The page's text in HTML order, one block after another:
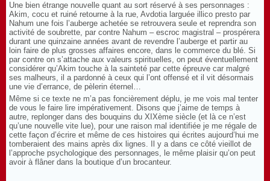
Une bien étrange nouvelle quant au sort réservé à ses personnages :
Akim, cocu et ruiné retourne à la rue, Avdotia larguée illico presto par
Nahum une fois l’auberge achetée se retrouvera seule et reprendra son
activité de soubrette, par contre Nahum – escroc magistral – prospérera
durant une quinzaine années avant de revendre l’auberge et partir au
loin faire de plus grosses affaires encore, dans le commerce du blé. Si
par contre on s’attache aux valeurs spirituelles, on peut éventuellement
considérer qu’Akim touche à la sainteté par cette épreuve car malgré
ses malheurs, il a pardonné à ceux qui l’ont offensé et il vit désormais
une vie d’errance, de pèlerin éternel…
Même si ce texte ne m’a pas foncièrement déplu, je me vois mal tenter
de vous le faire lire impérativement. Disons que j’aime de temps à
autre, replonger dans des bouquins du XIXème siècle (et là ce n’est
qu’une nouvelle vite lue), pour une raison mal identifiée je me régale de
cette façon d’écrire et même de ces histoires qui écrites aujourd’hui me
tomberaient des mains après dix lignes. Il y a dans ce côté vieillot de
l’approche psychologique des personnages, le même plaisir qu’on peut
avoir à flâner dans la boutique d’un brocanteur.